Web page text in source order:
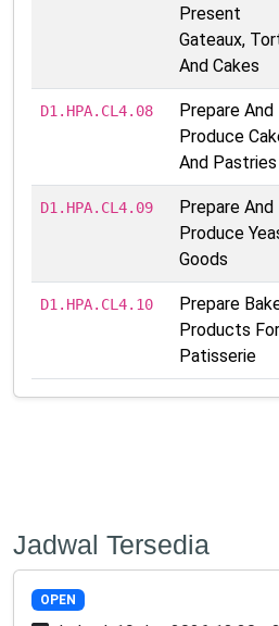
Present
Gateaux,
And Cakes
D1.HPA.CL4.08
Prepare And
Produce
And Pastries
D1.HPA.CL4.09
Prepare And
Produce
Goods
D1.HPA.CL4.10
Prepare
Products For
Patisserie
Jadwal Tersedia
OPEN